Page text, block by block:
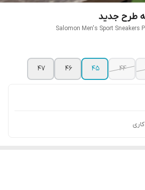
طرح جدید
Salomon Men's Sport Sneakers
44
45
46
47